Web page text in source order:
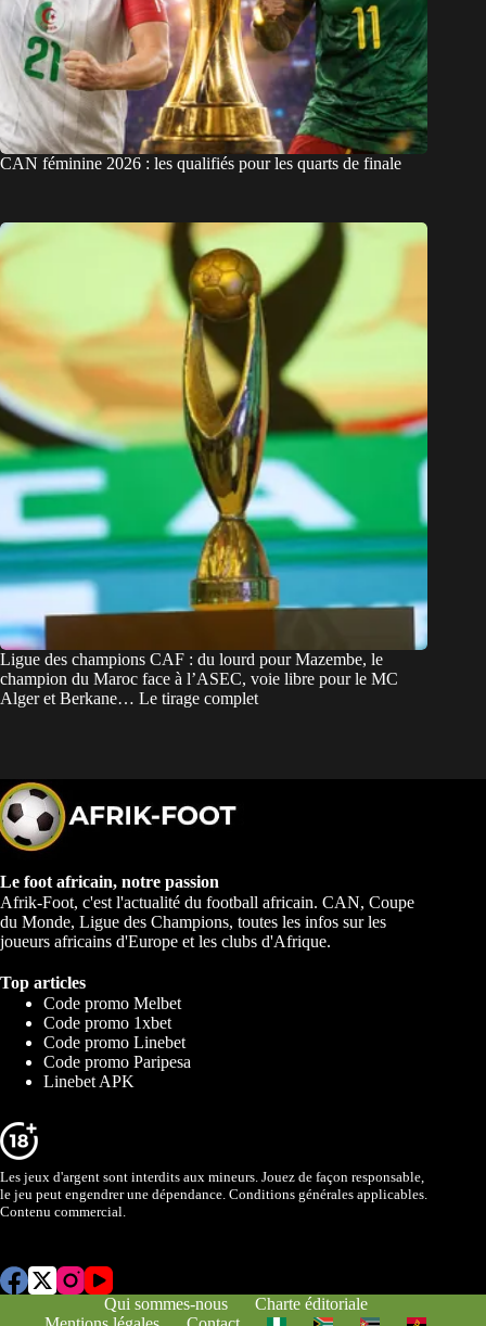
CAN féminine 2026 : les qualifiés pour les quarts de finale
Ligue des champions CAF : du lourd pour Mazembe, le
champion du Maroc face à l’ASEC, voie libre pour le MC
Alger et Berkane… Le tirage complet
Le foot africain, notre passion
Afrik-Foot, c'est l'actualité du football africain. CAN, Coupe
du Monde, Ligue des Champions, toutes les infos sur les
joueurs africains d'Europe et les clubs d'Afrique.
Top articles
Code promo Melbet
Code promo 1xbet
Code promo Linebet
Code promo Paripesa
Linebet APK
Les jeux d'argent sont interdits aux mineurs. Jouez de façon responsable,
le jeu peut engendrer une dépendance. Conditions générales applicables.
Contenu commercial.
Qui sommes-nous
Charte éditoriale